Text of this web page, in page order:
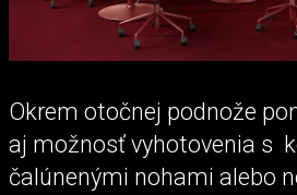
Okrem otočnej podnože
aj možnosť vyhotovenia s
čalúnenými nohami alebo